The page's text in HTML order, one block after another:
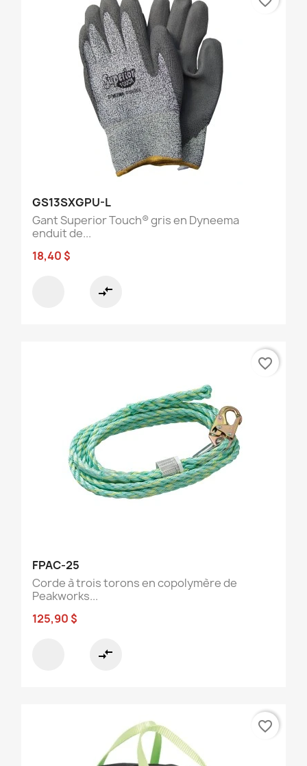
GS13SXGPU-L
Gant Superior Touch® gris en Dyneema
enduit de...
18,40 $
compare_arrows
FPAC-25
Corde à trois torons en copolymère de
Peakworks...
125,90 $
compare_arrows
favorite_border
favorite_border